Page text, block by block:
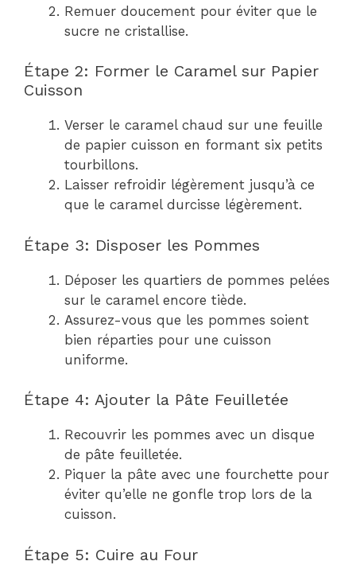
Remuer doucement pour éviter que le
sucre ne cristallise.
Étape 2: Former le Caramel sur Papier
Cuisson
Verser le caramel chaud sur une feuille
de papier cuisson en formant six petits
tourbillons.
Laisser refroidir légèrement jusqu’à ce
que le caramel durcisse légèrement.
Étape 3: Disposer les Pommes
Déposer les quartiers de pommes pelées
sur le caramel encore tiède.
Assurez-vous que les pommes soient
bien réparties pour une cuisson
uniforme.
Étape 4: Ajouter la Pâte Feuilletée
Recouvrir les pommes avec un disque
de pâte feuilletée.
Piquer la pâte avec une fourchette pour
éviter qu’elle ne gonfle trop lors de la
cuisson.
Étape 5: Cuire au Four